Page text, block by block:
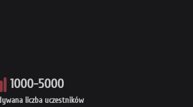
liczba uczestników
1000-5000